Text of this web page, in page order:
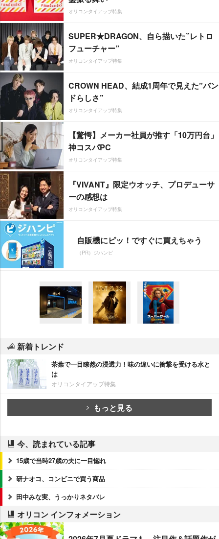
オリコンタイアップ特集
SUPER★DRAGON、自ら描いた”レトロ
フューチャー”
オリコンタイアップ特集
CROWN HEAD、結成1周年で見えた”バン
ドらしさ”
オリコンタイアップ特集
【驚愕】メーカー社員が推す「10万円台」
神コスパPC
オリコンタイアップ特集
『VIVANT』限定ウオッチ、プロデューサ
ーの感想は
オリコンタイアップ特集
自販機にピッ！ですぐに買えちゃう
（PR）ジハンピ
新着トレンド
茶葉で一目瞭然の浸透力！味の違いに衝撃を受ける水と
は
オリコンタイアップ特集
もっと見る
今、読まれている記事
15歳で当時27歳の夫に一目惚れ
研ナオコ、コンビニで買う商品
田中みな実、うっかりネタバレ
オリコン インフォメーション